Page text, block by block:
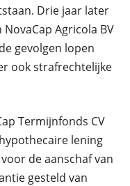
Drie jaar later
Agricola BV
gevolgen lopen
ook strafrechtelijke
Termijnfonds CV
lening
de aanschaf van
gesteld van